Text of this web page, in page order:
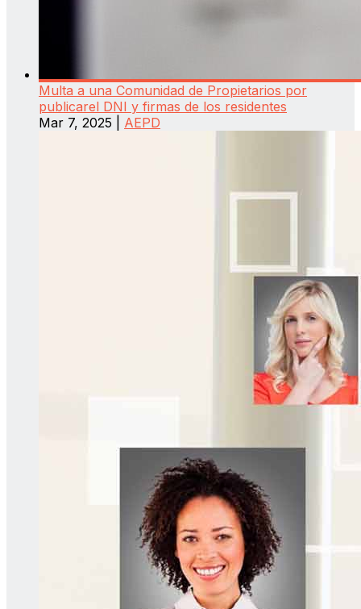
Multa a una Comunidad de Propietarios por
publicarel DNI y firmas de los residentes
Mar 7, 2025
AEPD